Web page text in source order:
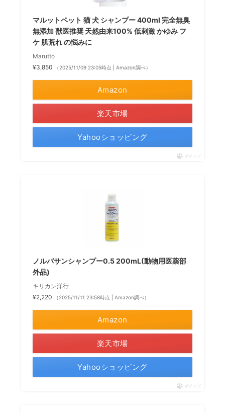
マルットペット 猫 犬 シャンプー 400ml 完全無臭
無添加 獣医推奨 天然由来100% 低刺激 かゆみ フ
ケ 肌荒れ の悩みに
Marutto
¥3,850
（2025/11/09 23:05時点 | Amazon調べ）
Amazon
楽天市場
Yahooショッピング
ポチップ
ノルバサンシャンプー0.5 200mL(動物用医薬部
外品)
キリカン洋行
¥2,220
（2025/11/11 23:58時点 | Amazon調べ）
Amazon
楽天市場
Yahooショッピング
ポチップ